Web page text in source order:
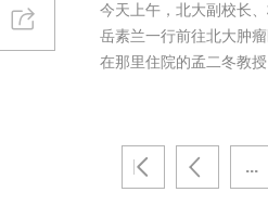
今天上午，北大副校长
岳素兰一行前往北大肿
在那里住院的孟二冬教
...